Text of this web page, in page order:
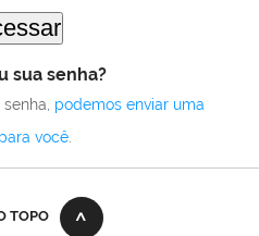
sua senha?
podemos enviar uma
você.
TOPO